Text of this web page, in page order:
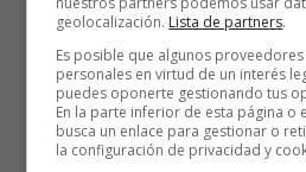
Rose Byrne, Kathryn Hahn,
Timothy Olyphant, Dax
Stoll y Abigail Spencer
Nacionalidades: USA
Año: 2014
Fecha de estreno: 03-10-2014
geolocalización. Lista de partners.
Es posible que algunos
personales en virtud de un interés
puedes oponerte gestionando tus
En la parte inferior de esta página o
busca un enlace para gestionar o
la configuración de privacidad y